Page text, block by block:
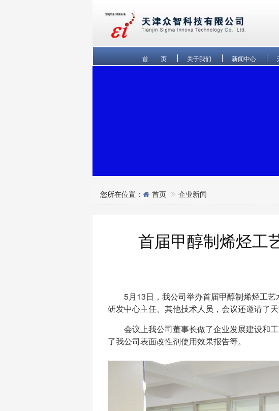
首 页 关于我们 新闻中心
您所在位置： 首页 企业新闻
首届甲醇制烯烃工
5月13日，我公司举办首届甲醇制烯烃工艺
研发中心主任、其他技术人员，会议还邀请了
会议上我公司董事长做了企业发展建设和工
了我公司表面改性剂使用效果报告等。